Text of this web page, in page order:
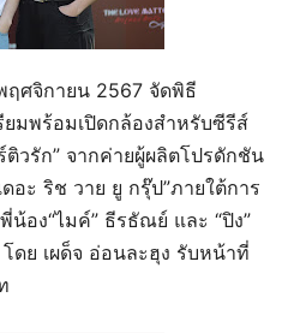
ศจิกายน 2567 จัดพิธี
ยมพร้อมเปิดกล้องสำหรับซีรีส์
ติวรัก” จากค่ายผู้ผลิตโปรดักชัน
อะ ริช วาย ยู กรุ๊ป”ภายใต้การ
อง“ไมค์” ธีรธัณย์ และ “ปิง”
ย เผด็จ อ่อนละฮุง รับหน้าที่